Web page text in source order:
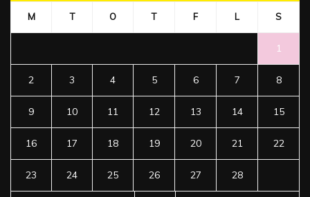
M T O T F L S
1
2 3 4 5 6 7 8
9 10 11 12 13 14 15
16 17 18 19 20 21 22
23 24 25 26 27 28